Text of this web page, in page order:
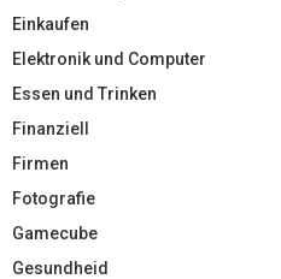
Einkaufen
Elektronik und Computer
Essen und Trinken
Finanziell
Firmen
Fotografie
Gamecube
Gesundheid